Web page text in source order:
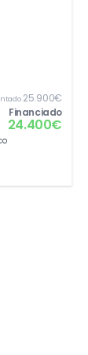
25.900€
Financiado
24.400€